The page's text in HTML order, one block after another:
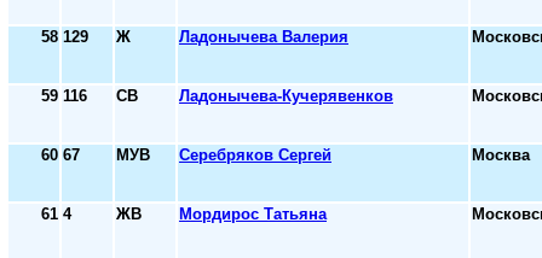
58 129 Ж Ладонычева Валерия
59 116 СВ Ладонычева-Кучерявенков
60 67 МУВ Серебряков Сергей Москва
61 4 ЖВ Мордирос Татьяна